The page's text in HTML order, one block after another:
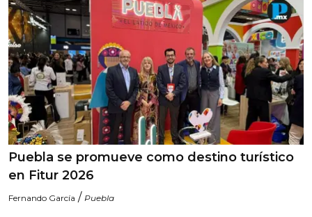
Puebla se promueve como destino turístico
en Fitur 2026
Fernando García / Puebla